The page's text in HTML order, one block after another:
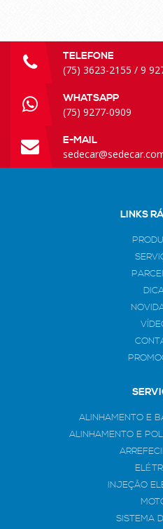
TELEFONE
(75) 3623-2155 / 9
WHATSAPP
(75) 9277-0909
E-MAIL
LINKS
ALINHAMENTO E
ALINHAMENTO E
INJEÇÃO
SISTEMA